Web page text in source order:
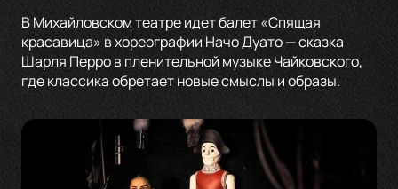
В Михайловском театре идет балет «Спящая
красавица» в хореографии Начо Дуато — сказка
Шарля Перро в пленительной музыке Чайковского,
где классика обретает новые смыслы и образы.